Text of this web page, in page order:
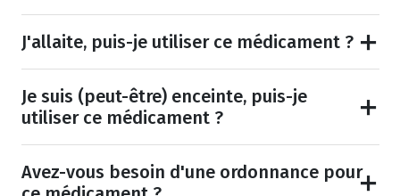
J'allaite, puis-je utiliser ce médicament ?
Je suis (peut-être) enceinte, puis-je
utiliser ce médicament ?
Avez-vous besoin d'une ordonnance pour